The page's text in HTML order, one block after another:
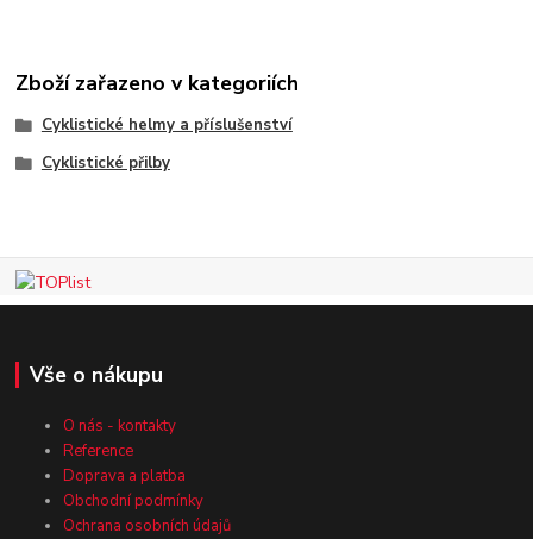
Zboží zařazeno v kategoriích
Cyklistické helmy a příslušenství
Cyklistické přilby
Vše o nákupu
O nás - kontakty
Reference
Doprava a platba
Obchodní podmínky
Ochrana osobních údajů